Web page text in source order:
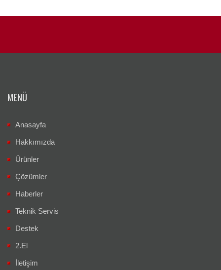
MENÜ
Anasayfa
Hakkımızda
Ürünler
Çözümler
Haberler
Teknik Servis
Destek
2.El
İletişim